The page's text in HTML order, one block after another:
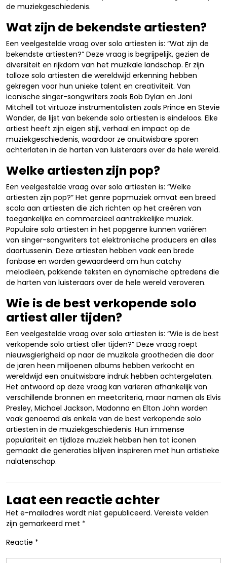
de muziekgeschiedenis.
Wat zijn de bekendste artiesten?
Een veelgestelde vraag over solo artiesten is: “Wat zijn de
bekendste artiesten?” Deze vraag is begrijpelijk, gezien de
diversiteit en rijkdom van het muzikale landschap. Er zijn
talloze solo artiesten die wereldwijd erkenning hebben
gekregen voor hun unieke talent en creativiteit. Van
iconische singer-songwriters zoals Bob Dylan en Joni
Mitchell tot virtuoze instrumentalisten zoals Prince en Stevie
Wonder, de lijst van bekende solo artiesten is eindeloos. Elke
artiest heeft zijn eigen stijl, verhaal en impact op de
muziekgeschiedenis, waardoor ze onuitwisbare sporen
achterlaten in de harten van luisteraars over de hele wereld.
Welke artiesten zijn pop?
Een veelgestelde vraag over solo artiesten is: “Welke
artiesten zijn pop?” Het genre popmuziek omvat een breed
scala aan artiesten die zich richten op het creëren van
toegankelijke en commercieel aantrekkelijke muziek.
Populaire solo artiesten in het popgenre kunnen variëren
van singer-songwriters tot elektronische producers en alles
daartussenin. Deze artiesten hebben vaak een brede
fanbase en worden gewaardeerd om hun catchy
melodieën, pakkende teksten en dynamische optredens die
de harten van luisteraars over de hele wereld veroveren.
Wie is de best verkopende solo
artiest aller tijden?
Een veelgestelde vraag over solo artiesten is: “Wie is de best
verkopende solo artiest aller tijden?” Deze vraag roept
nieuwsgierigheid op naar de muzikale grootheden die door
de jaren heen miljoenen albums hebben verkocht en
wereldwijd een onuitwisbare indruk hebben achtergelaten.
Het antwoord op deze vraag kan variëren afhankelijk van
verschillende bronnen en meetcriteria, maar namen als Elvis
Presley, Michael Jackson, Madonna en Elton John worden
vaak genoemd als enkele van de best verkopende solo
artiesten in de muziekgeschiedenis. Hun immense
populariteit en tijdloze muziek hebben hen tot iconen
gemaakt die generaties blijven inspireren met hun artistieke
nalatenschap.
Laat een reactie achter
Het e-mailadres wordt niet gepubliceerd. Vereiste velden
zijn gemarkeerd met *
Reactie *